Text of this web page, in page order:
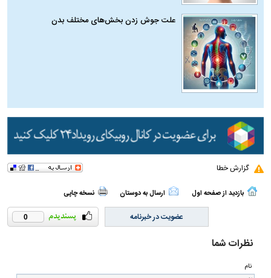
علت جوش زدن بخش‌های مختلف بدن
گزارش خطا
بازدید از صفحه اول ارسال به دوستان نسخه چاپی
0 عضویت در خبرنامه
نظرات شما
نام